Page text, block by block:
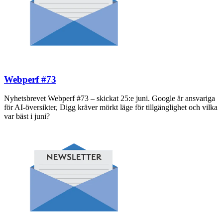
Webperf #73
Nyhetsbrevet Webperf #73 – skickat 25:e juni. Google är ansvariga
för AI-översikter, Digg kräver mörkt läge för tillgänglighet och vilka
var bäst i juni?